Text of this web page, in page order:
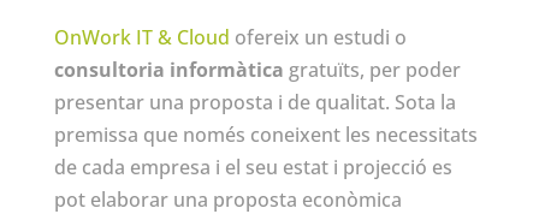
OnWork IT & Cloud ofereix un estudi o
consultoria informàtica gratuïts, per poder
presentar una proposta i de qualitat. Sota la
premissa que només coneixent les necessitats
de cada empresa i el seu estat i projecció es
pot elaborar una proposta econòmica